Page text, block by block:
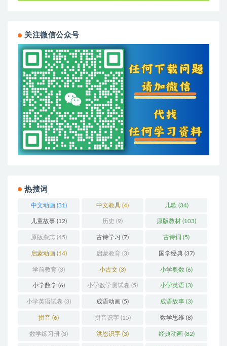
关注微信公众号
热搜词
中文动画(31) 中文教具 (4) 儿歌 (34)
儿童故事(12) 历史 (9) 原版教材 (103)
原版杂志(45) 古诗学习 (7) 古诗词 (5)
启蒙动画(14) 启蒙教育 (3) 国学经典(37)
学前教育 (3) 小古文 (3) 小学奥数 (6)
小学数学 (6) 小学数学测试卷 (5) 小学英语 (3)
小学英语试卷 (3) 成语动画 (5) 成语故事 (3)
拼音 (6) 拼音识字 (15) 数学思维 (8)
数学练习册 (3) 洪恩识字 (3) 经典动画(82)